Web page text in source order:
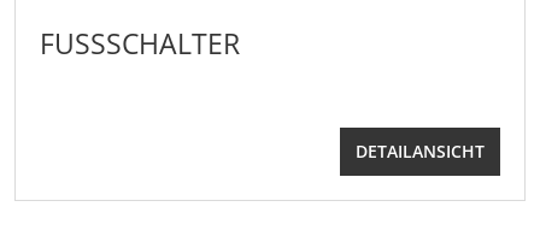
FUSSSCHALTER
DETAILANSICHT